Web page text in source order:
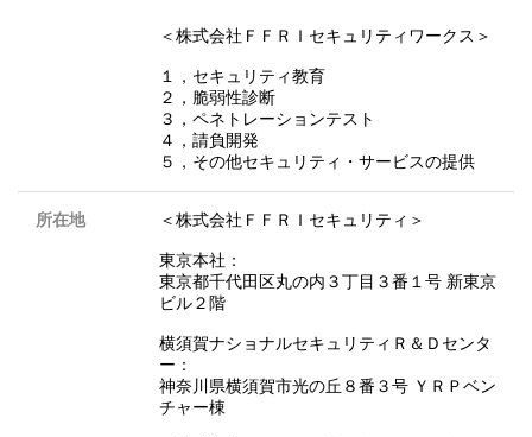
＜株式会社ＦＦＲＩセキュリティワークス＞
１，セキュリティ教育
２，脆弱性診断
３，ペネトレーションテスト
４，請負開発
５，その他セキュリティ・サービスの提供
所在地 ＜株式会社ＦＦＲＩセキュリティ＞
東京本社：
東京都千代田区丸の内３丁目３番１号 新東京
ビル２階
横須賀ナショナルセキュリティＲ＆Ｄセンタ
ー：
神奈川県横須賀市光の丘８番３号 ＹＲＰベン
チャー棟